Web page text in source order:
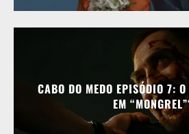
CABO DO MEDO EPISÓDIO 7: O
EM